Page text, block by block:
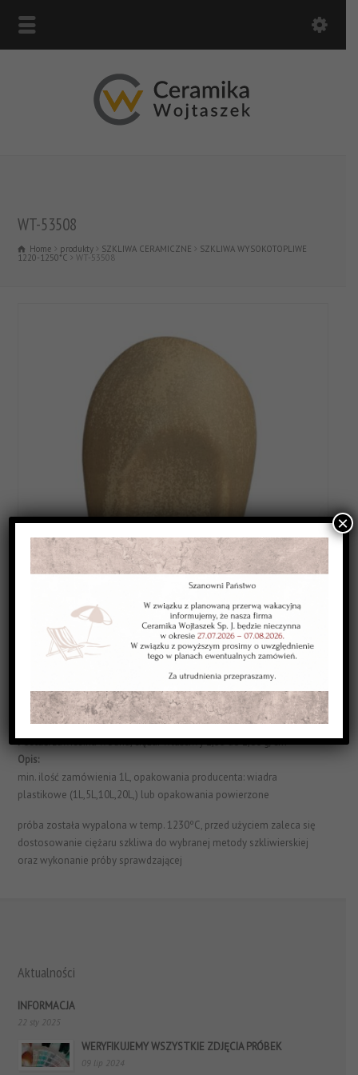
WT-53508
Home produkty SZKLIWA CERAMICZNE SZKLIWA WYSOKOTOPLIWE
1220-1250*C WT-53508
Category: SZKLIWA WYSOKOTOPLIWE 1220-1250*C
Kolor:piaskowe
Typ:kryjące
Struktura Powierzchni:matowe i efektowe
Postać:zawiesina wodna, ciężar właściwy 1,55 do 1,60 g/cm³
Opis:
min. ilość zamówienia 1L, opakowania producenta: wiadra
plastikowe (1L,5L,10L,20L,) lub opakowania powierzone
próba została wypalona w temp. 1230ºC, przed użyciem zaleca się
dostosowanie ciężaru szkliwa do wybranej metody szkliwierskiej
oraz wykonanie próby sprawdzającej
Aktualności
INFORMACJA
22 sty 2025
WERYFIKUJEMY WSZYSTKIE ZDJĘCIA PRÓBEK
09 lip 2024
×